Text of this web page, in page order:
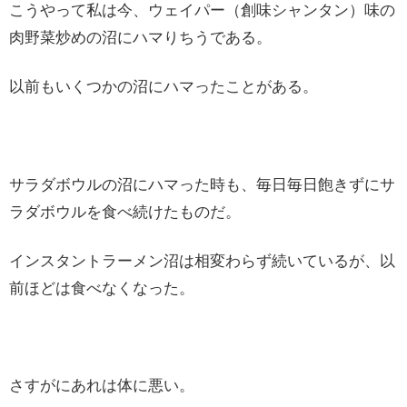
こうやって私は今、ウェイパー（創味シャンタン）味の
肉野菜炒めの沼にハマりちうである。
以前もいくつかの沼にハマったことがある。
サラダボウルの沼にハマった時も、毎日毎日飽きずにサ
ラダボウルを食べ続けたものだ。
インスタントラーメン沼は相変わらず続いているが、以
前ほどは食べなくなった。
さすがにあれは体に悪い。